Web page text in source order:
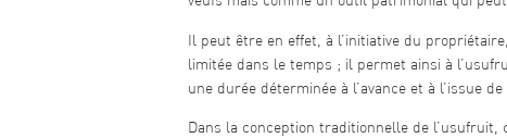
Il peut être en effet, à l’initiative du
limitée dans le temps ; il permet ainsi à
une durée déterminée à l’avance et à l’issue
Dans la conception traditionnelle de